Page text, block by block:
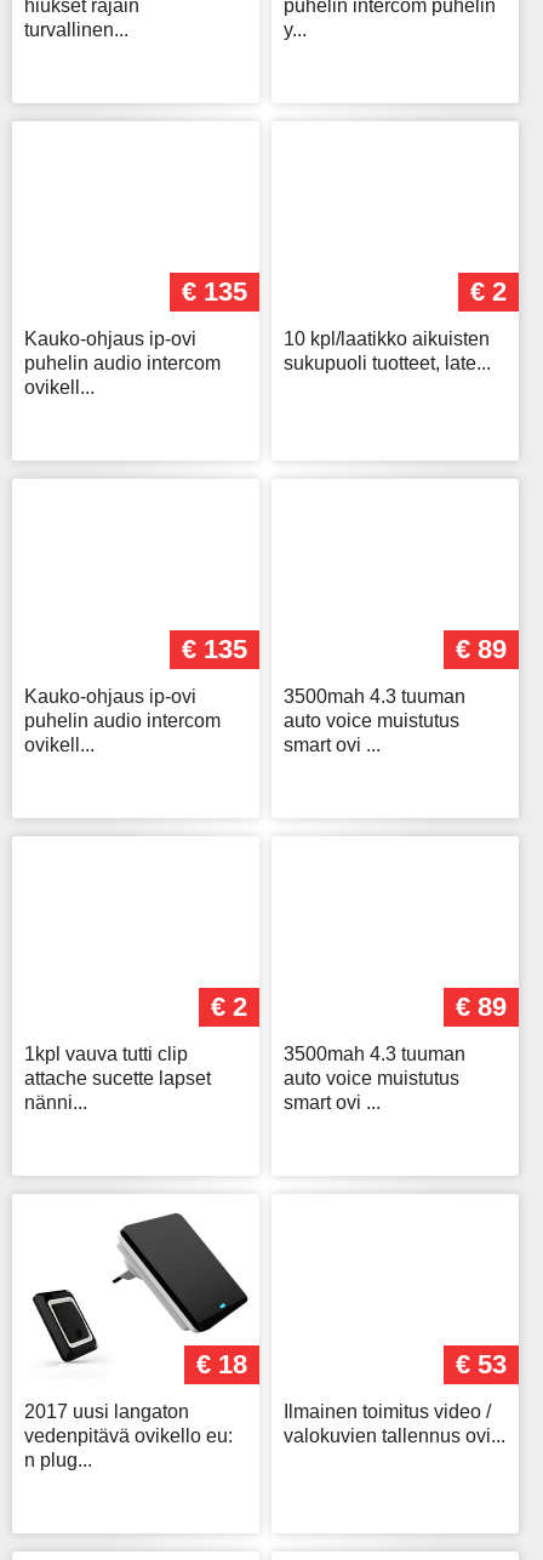
hiukset rajain
turvallinen...
puhelin intercom puhelin
y...
€ 135
Kauko-ohjaus ip-ovi
puhelin audio intercom
ovikell...
€ 2
10 kpl/laatikko aikuisten
sukupuoli tuotteet, late...
€ 135
Kauko-ohjaus ip-ovi
puhelin audio intercom
ovikell...
€ 89
3500mah 4.3 tuuman
auto voice muistutus
smart ovi ...
€ 2
1kpl vauva tutti clip
attache sucette lapset
nänni...
€ 89
3500mah 4.3 tuuman
auto voice muistutus
smart ovi ...
€ 18
2017 uusi langaton
vedenpitävä ovikello eu:
n plug...
€ 53
Ilmainen toimitus video /
valokuvien tallennus ovi...